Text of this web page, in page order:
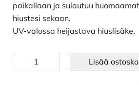
paikallaan ja sulautuu
hiustesi sekaan.
UV-valossa heijastava hiuslisäke.
Hiuslisäkkeet
keltaiset
Lisää